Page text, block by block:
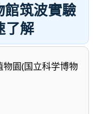
館筑波實驗
了解
園(国立科学博物